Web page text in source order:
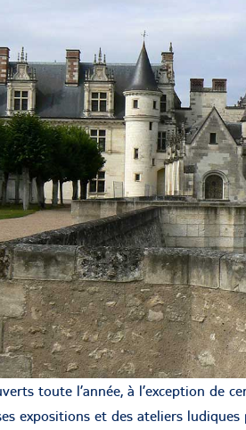
toute l’année, à l’exception de
expositions et des ateliers